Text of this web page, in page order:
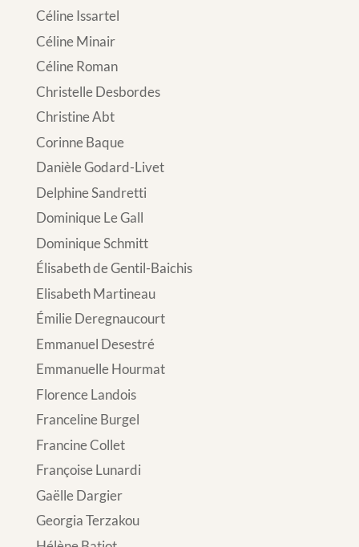
Céline Issartel
Céline Minair
Céline Roman
Christelle Desbordes
Christine Abt
Corinne Baque
Danièle Godard-Livet
Delphine Sandretti
Dominique Le Gall
Dominique Schmitt
Élisabeth de Gentil-Baichis
Elisabeth Martineau
Émilie Deregnaucourt
Emmanuel Desestré
Emmanuelle Hourmat
Florence Landois
Franceline Burgel
Francine Collet
Françoise Lunardi
Gaëlle Dargier
Georgia Terzakou